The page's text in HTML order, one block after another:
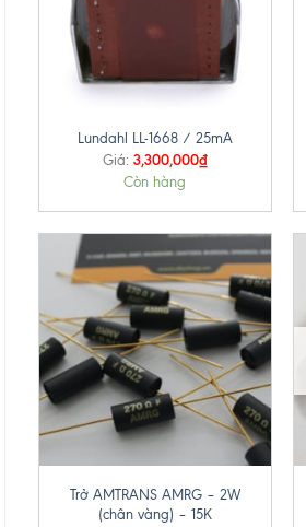
Lundahl LL-1668 / 25mA
Giá: 3,300,000₫
Còn hàng
Trở AMTRANS AMRG – 2W
(chân vàng) – 15K